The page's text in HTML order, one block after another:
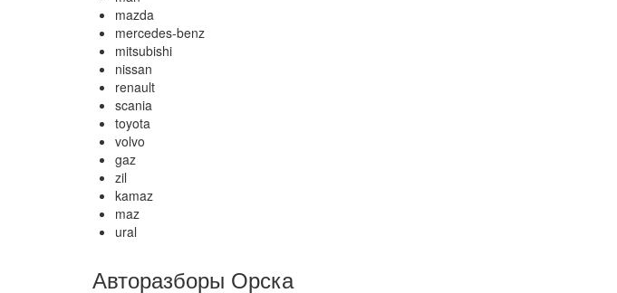
mazda
mercedes-benz
mitsubishi
nissan
renault
scania
toyota
volvo
gaz
zil
kamaz
maz
ural
Авторазборы Орска